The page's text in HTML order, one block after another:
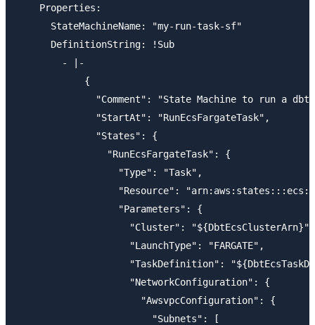
    Properties:
      StateMachineName: "my-run-task-sf"
      DefinitionString: !Sub
        - |-
            {
"Comment": "State Machine to run a dbt
              "StartAt": "RunEcsFargateTask",
              "States": {
                "RunEcsFargateTask": {
                  "Type": "Task",
"Resource":
                  "Parameters": {
                    "Cluster": "${DbtEcsClusterArn}",
                    "LaunchType": "FARGATE",
"TaskDefinition":
                    "NetworkConfiguration": {
                      "AwsvpcConfiguration": {
                        "Subnets": [